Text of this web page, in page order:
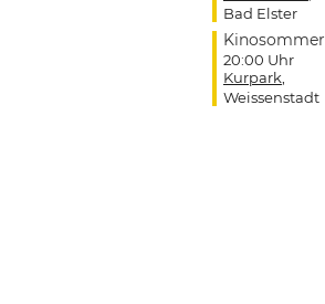
Bad Elster
Kinosommer
20:00 Uhr
Kurpark
Weissenstadt